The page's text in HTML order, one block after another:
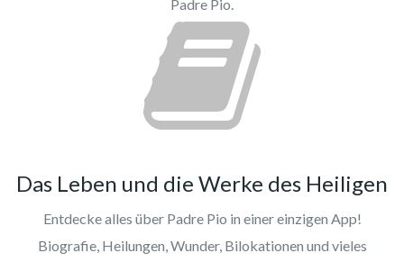
Padre Pio.
Das Leben und die Werke des Heiligen
Entdecke alles über Padre Pio in einer einzigen App!
Biografie, Heilungen, Wunder, Bilokationen und vieles